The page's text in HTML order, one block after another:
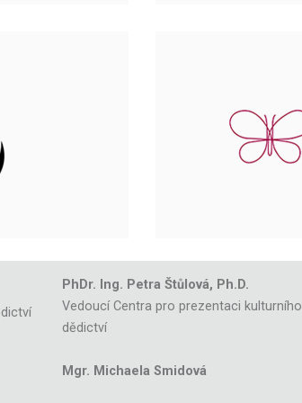
PhDr. Ing. Petra Štůlová, Ph.D.
Vedoucí Centra pro prezentaci kulturního
dědictví
Mgr. Michaela Smidová